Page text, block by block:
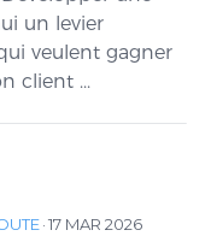
un levier
veulent gagner
client ...
·17 MAR 2026